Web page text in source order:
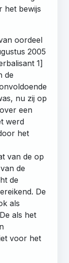
het bewijs
oordeel
2005
1]
de
nu zij op
een
werd
het
van de op
de
de
De
als
als het
voor het